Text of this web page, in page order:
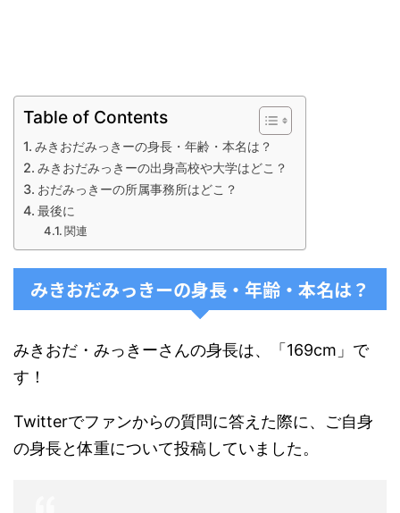
Table of Contents
みきおだみっきーの身長・年齢・本名は？
みきおだみっきーの出身高校や大学はどこ？
おだみっきーの所属事務所はどこ？
最後に
関連
みきおだみっきーの身長・年齢・本名は？
みきおだ・みっきーさんの身長は、「169cm」で
す！
Twitterでファンからの質問に答えた際に、ご自身
の身長と体重について投稿していました。